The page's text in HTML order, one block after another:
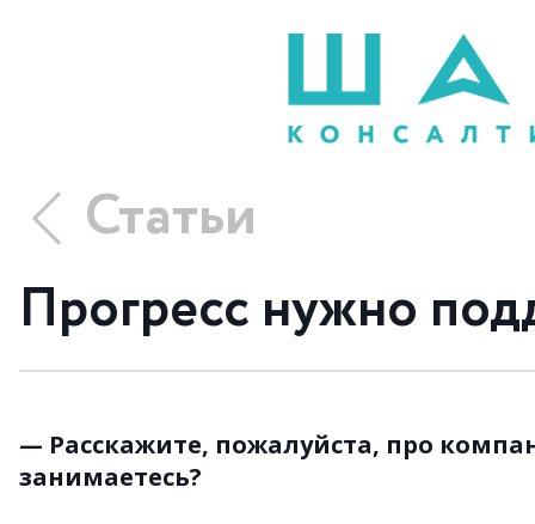
Статьи
Прогресс нужно
— Расскажите, пожалуйста, про
занимаетесь?